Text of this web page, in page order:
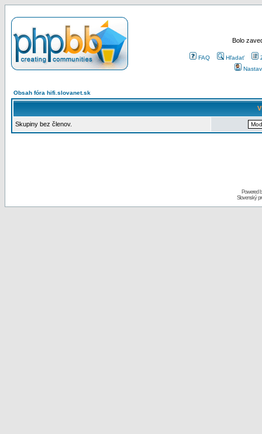
Bolo
FAQ Hľadať
Obsah fóra hifi.slovanet.sk
Skupiny bez členov.
Powered
Slovenský